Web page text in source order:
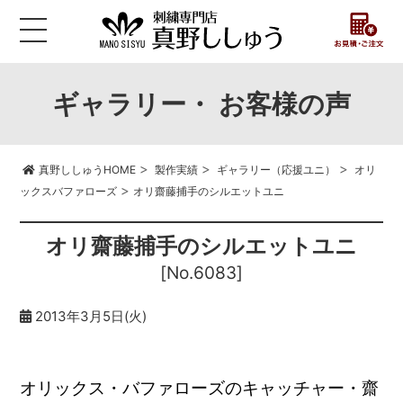
ギャラリー・ お客様の声
真野ししゅうHOME> 製作実績> ギャラリー（応援ユニ） > オリ
ックスバファローズ > オリ齋藤捕手のシルエットユニ
オリ齋藤捕手のシルエットユニ
[No.6083]
2013年3月5日(火)
オリックス・バファローズのキャッチャー・齋